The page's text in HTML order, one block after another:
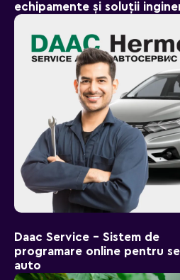
echipamente și soluții
Daac Service – Sistem de
programare online pentru
auto